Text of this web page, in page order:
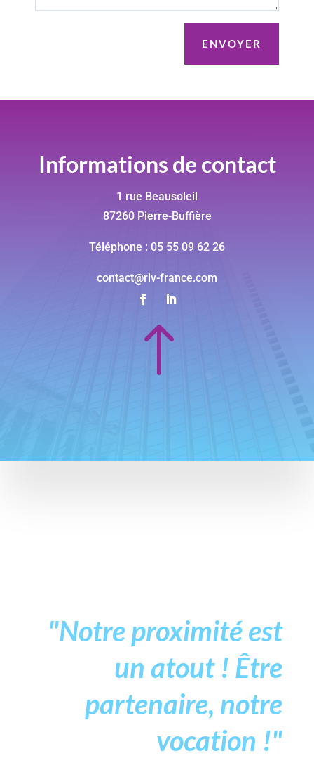
Informations de contact
1 rue Beausoleil
87260 Pierre-Buffière
Téléphone : 05 55 09 62 26
contact@rlv-france.com
!
"Notre proximité est
un atout ! Être
partenaire, notre
vocation !"